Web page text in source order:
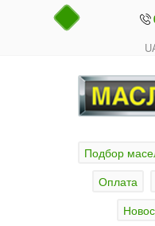
Подбор
Оплата